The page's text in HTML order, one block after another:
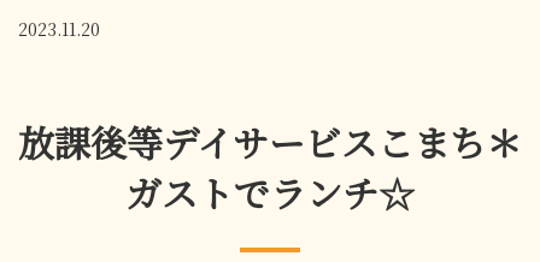
2023.11.20
放課後等デイサービスこまち＊
ガストでランチ☆